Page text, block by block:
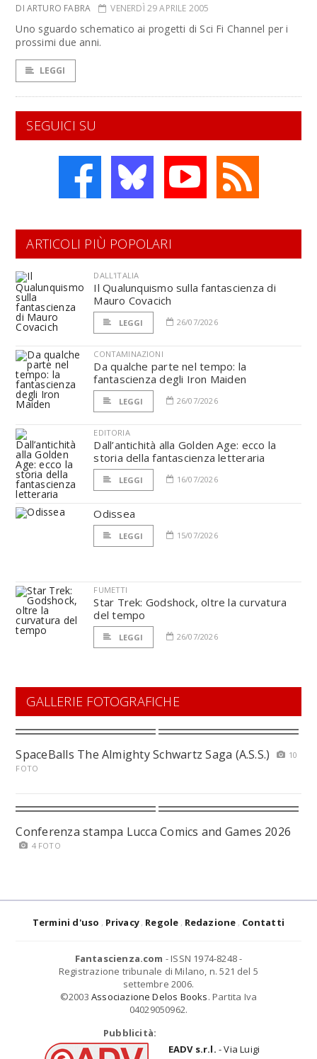
DI ARTURO FABRA VENERDÌ 29 APRILE 2005
Uno sguardo schematico ai progetti di Sci Fi Channel per i
prossimi due anni.
LEGGI
SEGUICI SU
ARTICOLI PIÙ POPOLARI
DALL'ITALIA
Il Qualunquismo sulla fantascienza di
Mauro Covacich
LEGGI 26/07/2026
CONTAMINAZIONI
Da qualche parte nel tempo: la
fantascienza degli Iron Maiden
LEGGI 26/07/2026
EDITORIA
Dall’antichità alla Golden Age: ecco la
storia della fantascienza letteraria
LEGGI 16/07/2026
Odissea
LEGGI 15/07/2026
FUMETTI
Star Trek: Godshock, oltre la curvatura
del tempo
LEGGI 26/07/2026
GALLERIE FOTOGRAFICHE
SpaceBalls The Almighty Schwartz Saga (A.S.S.)
10
FOTO
Conferenza stampa Lucca Comics and Games 2026
4 FOTO
Termini d'uso Privacy Regole Redazione Contatti
Fantascienza.com - ISSN 1974-8248 -
Registrazione tribunale di Milano, n. 521 del 5
settembre 2006.
©2003 Associazione Delos Books. Partita Iva
04029050962.
Pubblicità:
EADV s.r.l. - Via Luigi